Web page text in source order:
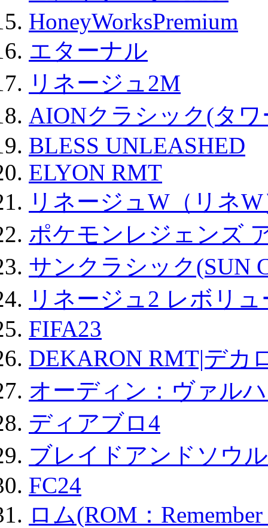
HoneyWorksPremium
エターナル
リネージュ2M
AIONクラシック(タ
BLESS UNLEASHED
ELYON RMT
リネージュW（リネ
ポケモンレジェンズ
サンクラシック(SUN
リネージュ2 レボリ
FIFA23
DEKARON RMT|デカ
オーディン：ヴァル
ディアブロ4
ブレイドアンドソウ
FC24
ロム(ROM：